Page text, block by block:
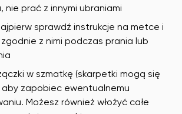
nie prać z innymi ubraniami
sprawdź instrukcje na metce i
z nimi podczas prania lub
w szmatkę (skarpetki mogą się
aby zapobiec ewentualnemu
Możesz również włożyć całe